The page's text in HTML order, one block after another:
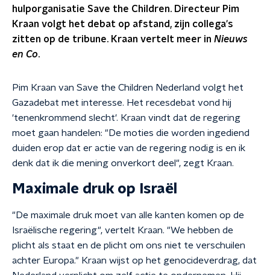
hulporganisatie Save the Children. Directeur Pim
Kraan volgt het debat op afstand, zijn collega's
zitten op de tribune. Kraan vertelt meer in Nieuws
en Co.
Pim Kraan van Save the Children Nederland volgt het
Gazadebat met interesse. Het recesdebat vond hij
'tenenkrommend slecht'. Kraan vindt dat de regering
moet gaan handelen: "De moties die worden ingediend
duiden erop dat er actie van de regering nodig is en ik
denk dat ik die mening onverkort deel", zegt Kraan.
Maximale druk op Israël
"De maximale druk moet van alle kanten komen op de
Israëlische regering", vertelt Kraan. "We hebben de
plicht als staat en de plicht om ons niet te verschuilen
achter Europa." Kraan wijst op het genocideverdrag, dat